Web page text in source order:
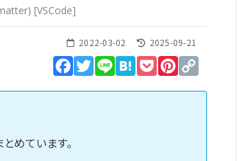
[VSCode]
2022-03-02 2025-09-21
Facebook
Twitter
Line HatenaPocketPinterest
めています。